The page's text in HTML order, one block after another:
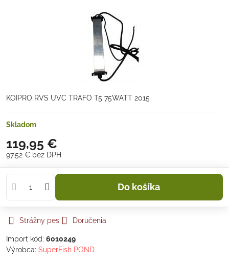
KOIPRO RVS UVC TRAFO T5 75WATT 2015
Skladom
119,95 €
97,52 € bez DPH
Do košíka
Strážny pes Doručenia
Import kód: 6010249
Výrobca: SuperFish POND